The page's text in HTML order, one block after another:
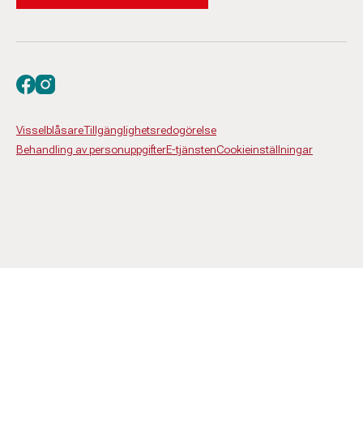
VisselblåsareTillgänglighetsredogörelse
Behandling av personuppgifterE-tjänstenCookieinställningar
Besök oss på facebook
Besök oss på instagram